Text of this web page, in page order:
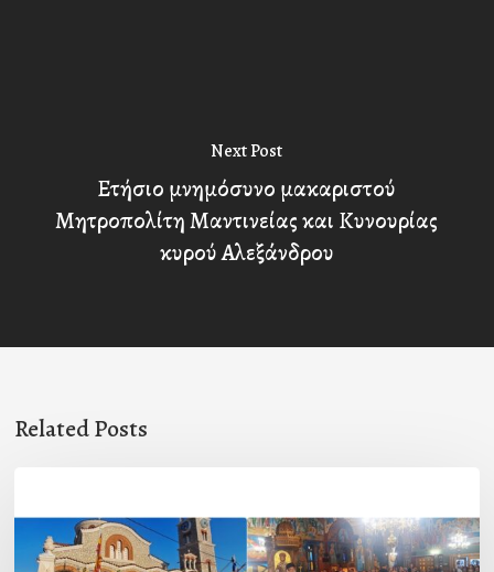
Next Post
Ετήσιο μνημόσυνο μακαριστού
Μητροπολίτη Μαντινείας και Κυνουρίας
κυρού Αλεξάνδρου
Related Posts
εορτή
της